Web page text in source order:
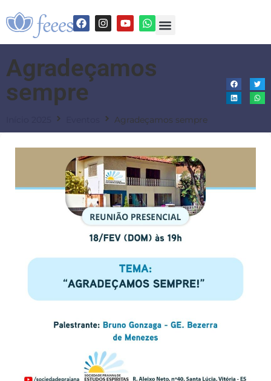
Agradeçamos
sempre
Agradeçamos sempre